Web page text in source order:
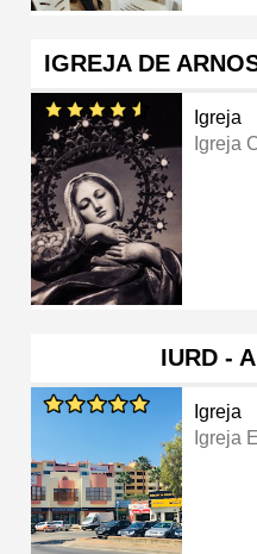
IGREJA DE
Igreja
Igreja
IURD -
Igreja
Igreja